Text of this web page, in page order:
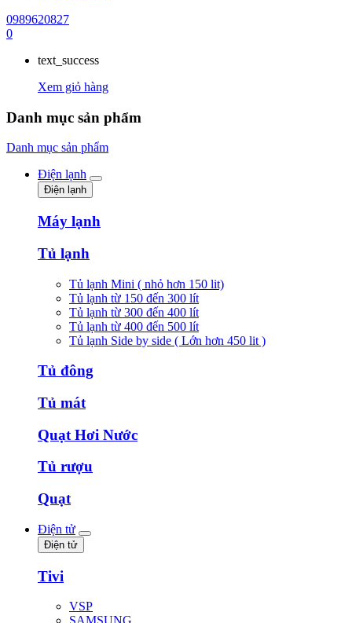
0989620827
0
text_success
Xem giỏ hàng
Danh mục sản phẩm
Danh mục sản phẩm
Điện lạnh
Điện lạnh
Máy lạnh
Tủ lạnh
Tủ lạnh Mini ( nhỏ hơn 150 lit)
Tủ lạnh từ 150 đến 300 lít
Tủ lạnh từ 300 đến 400 lít
Tủ lạnh từ 400 đến 500 lít
Tủ lạnh Side by side ( Lớn hơn 450 lit )
Tủ đông
Tủ mát
Quạt Hơi Nước
Tủ rượu
Quạt
Điện tử
Điện tử
Tivi
VSP